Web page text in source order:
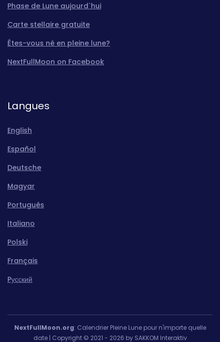
Phase de Lune aujourd`hui
Carte stellaire gratuite
Êtes-vous né en pleine lune?
NextFullMoon on Facebook
Langues
English
Español
Deutsche
Magyar
Português
Italiano
Polski
Français
Pусский
NextFullMoon.org: Calendrier Pleine Lune pour n'importe quelle
date | Copyright © 2021 - 2026 by SAKKOM Interaktiv